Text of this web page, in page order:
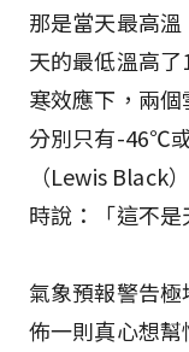
那是當天最高
天的最低溫高
寒效應下，兩
分別只有-46℃
（Lewis Black
時說：「這不是
氣象預報警告
佈一則真心想